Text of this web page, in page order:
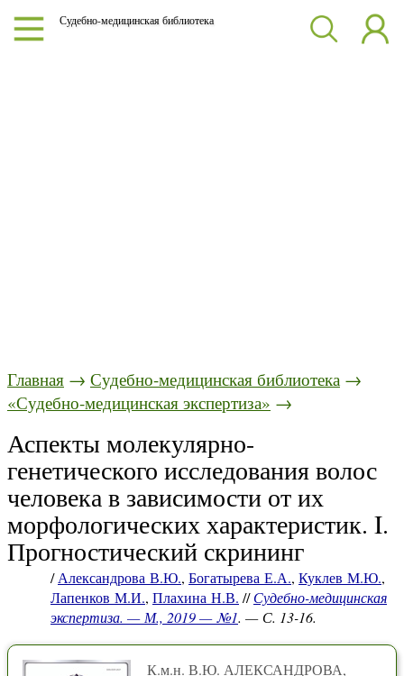
Судебно-медицинская библиотека
Главная → Судебно-медицинская библиотека →
«Судебно-медицинская экспертиза» →
Аспекты молекулярно-
генетического исследования волос
человека в зависимости от их
морфологических характеристик. I.
Прогностический скрининг
/Александрова В.Ю., Богатырева Е.А., Куклев М.Ю.,
Лапенков М.И., Плахина Н.В. //Судебно-медицинская
экспертиза. — М., 2019 — №1. — С. 13-16.
К.м.н. В.Ю. АЛЕКСАНДРОВА,